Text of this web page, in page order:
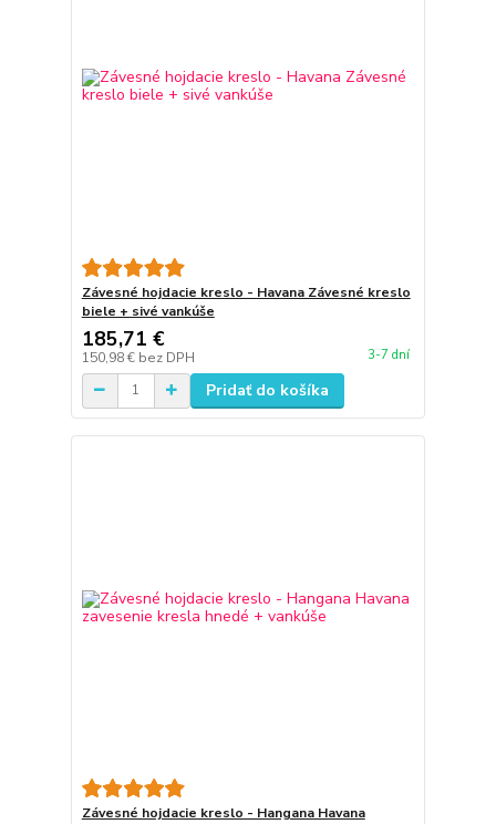
Závesné hojdacie kreslo - Havana Závesné kreslo
biele + sivé vankúše
185,71 €
150,98 € bez DPH 3-7 dní
Pridať do košíka
Závesné hojdacie kreslo - Hangana Havana